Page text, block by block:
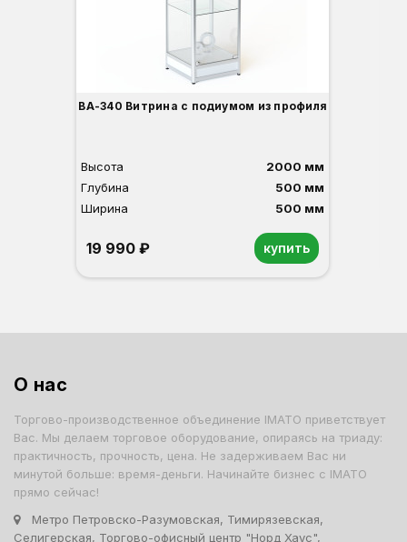
ВА-340 Витрина с подиумом из профиля
Высота
2000 мм
Глубина
500 мм
Ширина
500 мм
19 990 ₽ купить
О нас
Торгово-производственное объединение IMATO приветствует
Вас. Мы делаем торговое оборудование, опираясь на триаду:
практичность, прочность, цена. Не задерживаем Вас ни
минутой больше: время-деньги. Начинайте бизнес с IMATO
прямо сейчас!
Метро Петровско-Разумовская, Тимирязевская,
Селигерская, Торгово-офисный центр "Норд Хаус",